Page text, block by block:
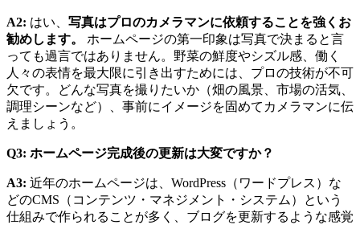
A2: はい、 写真はプロのカメラマンに依頼することを強くお
勧めします。
ホームページの第一印象は写真で決まると言
っても過言ではありません。野菜の鮮度やシズル感、働く
人々の表情を最大限に引き出すためには、プロの技術が不可
欠です。どんな写真を撮りたいか（畑の風景、市場の活気、
調理シーンなど）、事前にイメージを固めてカメラマンに伝
えましょう。
Q3: ホームページ完成後の更新は大変ですか？
A3: 近年のホームページは、WordPress（ワードプレス）な
どのCMS（コンテンツ・マネジメント・システム）という
仕組みで作られることが多く、ブログを更新するような感覚